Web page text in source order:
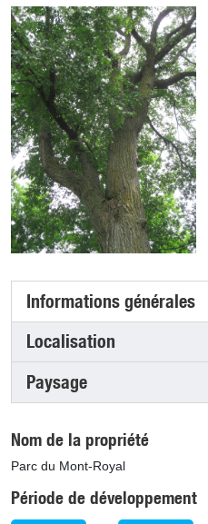
Informations générales
(onglet actif)
Localisation
Paysage
Nom de la propriété
Parc du Mont-Royal
Période de développement